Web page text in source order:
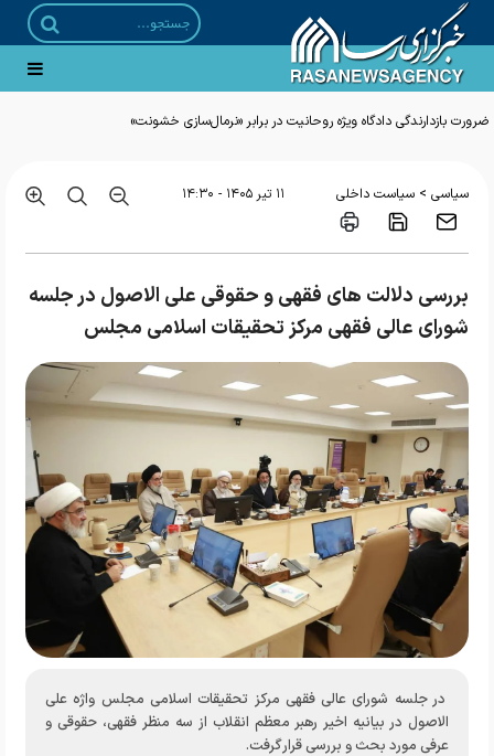
ضرورت بازدارندگی دادگاه ویژه روحانیت در برابر «نرمال‌سازی خشونت»
سیاسی > سیاست داخلی ۱۱ تير ۱۴۰۵ - ۱۴:۳۰
بررسی دلالت های فقهی و حقوقی علی الاصول در جلسه
شورای عالی فقهی مرکز تحقیقات اسلامی مجلس
در جلسه شورای عالی فقهی مرکز تحقیقات اسلامی مجلس واژه علی
الاصول در بیانیه اخیر رهبر معظم انقلاب از سه منظر فقهی، حقوقی و
عرفی مورد بحث و بررسی قرار گرفت.